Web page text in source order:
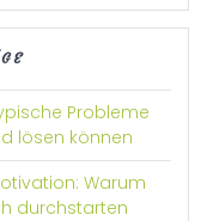
Probleme
lösen können
Warum
durchstarten